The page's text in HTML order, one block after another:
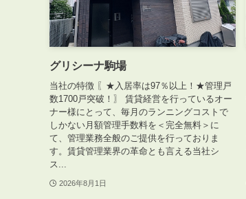
グリシーナ駒場
当社の特徴 〖★入居率は97％以上！★管理戸
数1700戸突破！〗 賃貸経営を行っているオー
ナー様にとって、毎月のランニングコストで
しかない月額管理手数料を＜完全無料＞に
て、管理業務全般のご提供を行っておりま
す。賃貸管理業界の革命とも言える当社シ
ス...
2026年8月1日